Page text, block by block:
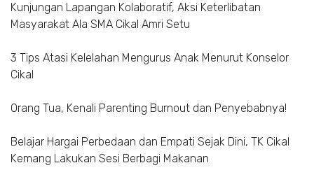
Kunjungan Lapangan Kolaboratif, Aksi Keterlibatan
Masyarakat Ala SMA Cikal Amri Setu
3 Tips Atasi Kelelahan Mengurus Anak Menurut Konselor
Cikal
Orang Tua, Kenali Parenting Burnout dan Penyebabnya!
Belajar Hargai Perbedaan dan Empati Sejak Dini, TK Cikal
Kemang Lakukan Sesi Berbagi Makanan